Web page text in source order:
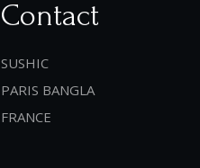
Contact
SUSHIC
PARIS BANGLA
FRANCE